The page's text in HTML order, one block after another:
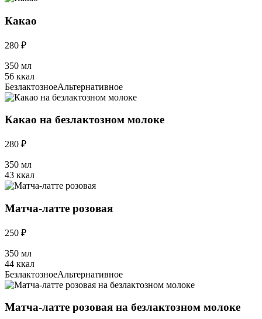
Какао
280 ₽
350 мл
56 ккал
БезлактозноеАльтернативное
Какао на безлактозном молоке
280 ₽
350 мл
43 ккал
Матча-латте розовая
250 ₽
350 мл
44 ккал
БезлактозноеАльтернативное
Матча-латте розовая на безлактозном молоке